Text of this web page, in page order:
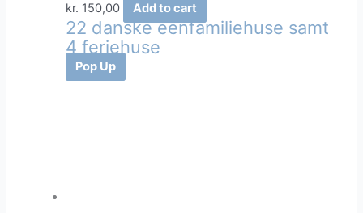
kr. 150,00 Add to cart
22 danske eenfamiliehuse samt
4 feriehuse
Pop Up